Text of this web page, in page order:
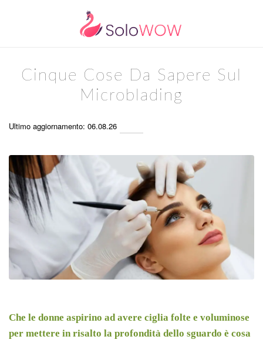
Cinque Cose Da Sapere Sul
Microblading
Ultimo aggiornamento: 06.08.26
Che le donne aspirino ad avere ciglia folte e voluminose
per mettere in risalto la profondità dello sguardo è cosa